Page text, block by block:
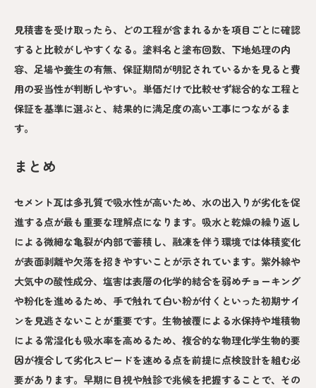
見積書を受け取ったら、どの工程が含まれるかを項目ごとに確認
すると比較がしやすくなる。塗料名と塗布回数、下地処理の内
容、足場や養生の有無、保証期間が明記されているかを見ると費
用の妥当性が判断しやすい。単価だけで比較せず総合的な工程と
保証を基準に選ぶと、結果的に満足度の高い工事につながるま
す。
まとめ
セメント瓦は多孔質で吸水性が高いため、水の出入りが劣化を促
進する点が最も重要な理解点になります。吸水と乾燥の繰り返し
による微細な亀裂が内部で蓄積し、融凍を伴う環境では体積変化
が表面剥離や欠落を招きやすいことが示されています。紫外線や
大気中の酸性成分、塩害は表層の化学的結合を弱めチョーキング
や粉化を進めるため、手で触れて白い粉が付くといった初期サイ
ンを見逃さないことが重要です。生物被覆による水保持や堆積物
による常湿化も吸水率を高めるため、複合的な物理化学生物的要
因が複合して劣化スピードを速める点を前提に点検設計を組む必
要があります。早期に目視や触診で兆候を把握することで、その